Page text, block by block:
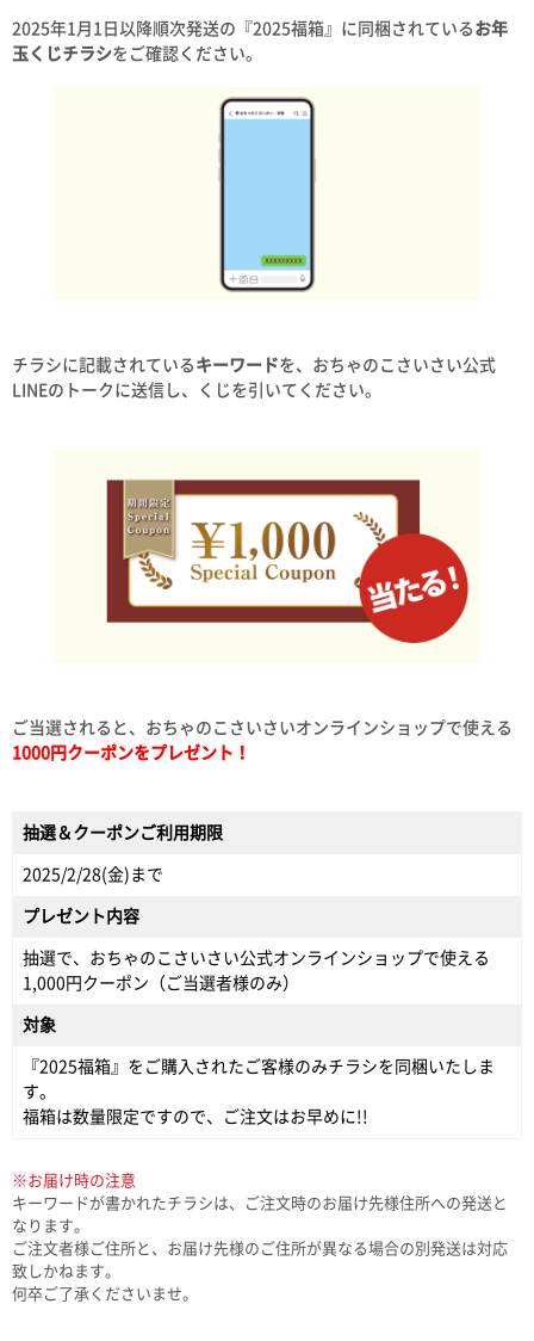
2025年1月1日以降順次発送の『2025福箱』に同梱されている お年
玉くじチラシをご確認ください。
チラシに記載されている キーワードを、おちゃのこさいさい公式
LINEのトークに送信し、くじを引いてください。
ご当選されると、おちゃのこさいさいオンラインショップで使える
1000円クーポンをプレゼント！
抽選＆クーポンご利用期限
2025/2/28(金)まで
プレゼント内容
抽選で、おちゃのこさいさい公式オンラインショップで使える
1,000円クーポン（ご当選者様のみ）
対象
『2025福箱』をご購入されたご客様のみチラシを同梱いたしま
す。
福箱は数量限定ですので、ご注文はお早めに!!
※お届け時の注意
キーワードが書かれたチラシは、ご注文時のお届け先様住所への発送と
なります。
ご注文者様ご住所と、お届け先様のご住所が異なる場合の別発送は対応
致しかねます。
何卒ご了承くださいませ。